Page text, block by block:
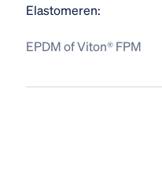
Elastomeren:
EPDM of Viton® FPM